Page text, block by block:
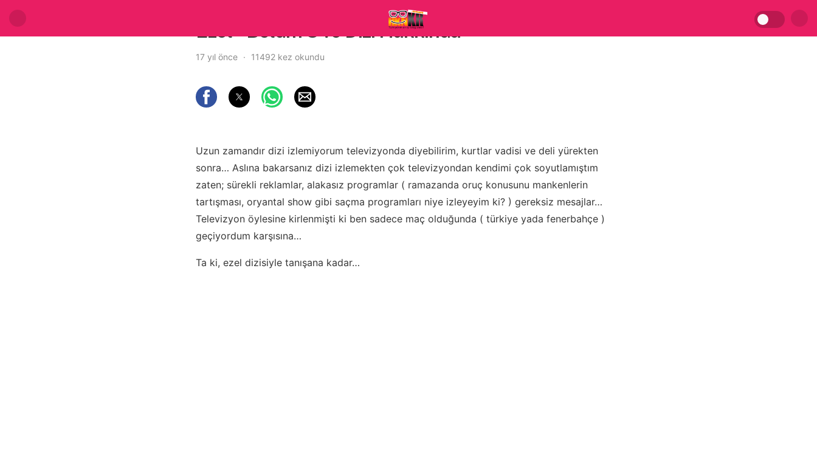
Ezel – Bölüm 8 ve Dizi Hakkında
17 yıl önce 11492 kez okundu
Uzun zamandır dizi izlemiyorum televizyonda diyebilirim, kurtlar vadisi ve deli yürekten
sonra… Aslına bakarsanız dizi izlemekten çok televizyondan kendimi çok soyutlamıştım
zaten; sürekli reklamlar, alakasız programlar ( ramazanda oruç konusunu mankenlerin
tartışması, oryantal show gibi saçma programları niye izleyeyim ki? ) gereksiz mesajlar…
Televizyon öylesine kirlenmişti ki ben sadece maç olduğunda ( türkiye yada fenerbahçe )
geçiyordum karşısına…
Ta ki, ezel dizisiyle tanışana kadar…